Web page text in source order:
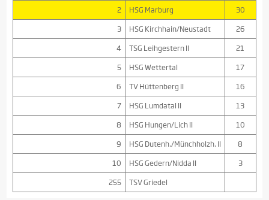
2
HSG Marburg
30
3
HSG Kirchhain/Neustadt
26
4
TSG Leihgestern II
21
5
HSG Wettertal
17
6
TV Hüttenberg II
16
7
HSG Lumdatal II
13
8
HSG Hungen/Lich II
10
9
HSG Dutenh./Münchholzh. II
8
10
HSG Gedern/Nidda II
3
255
TSV Griedel